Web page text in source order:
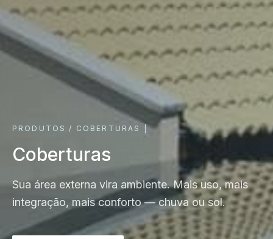
PRODUTOS / COBERTURAS |
Coberturas
Sua área externa vira ambiente. Mais uso, mais
integração, mais conforto — chuva ou sol.